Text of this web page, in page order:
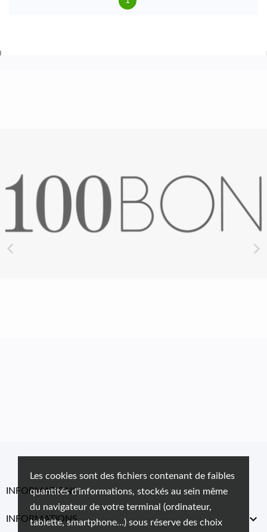
Les cookies sont des fichiers contenant de faibles
quantités d'informations, stockés au sein même
du navigateur de votre terminal (ordinateur,
tablette, smartphone…) sous réserve des choix
 
INFORMATIONS
INFORMATIONS 